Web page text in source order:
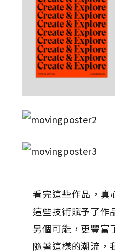
看完這些作品，真
這些技術賦予了作
另個可能，更豐富
隨著這樣的潮流，